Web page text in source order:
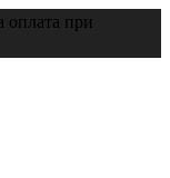
оплата при